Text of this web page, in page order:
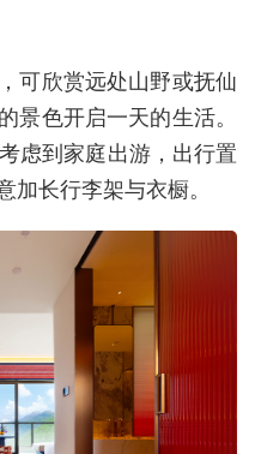
可欣赏远处山野或抚仙
景色开启一天的生活。
虑到家庭出游，出行置
长行李架与衣橱。